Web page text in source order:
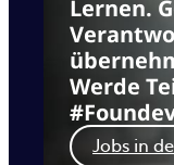
Lernen.
Werde
Jobs in